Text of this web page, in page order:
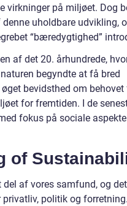
virkninger på miljøet. Dog
uholdbare udvikling,
“bæredygtighed”
af det 20. århundrede,
begyndte at få bred
bevidsthed om behovet
for fremtiden. I de
fokus på sociale
of
af vores samfund, og det
privatliv, politik og